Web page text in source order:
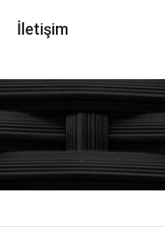
İletişim